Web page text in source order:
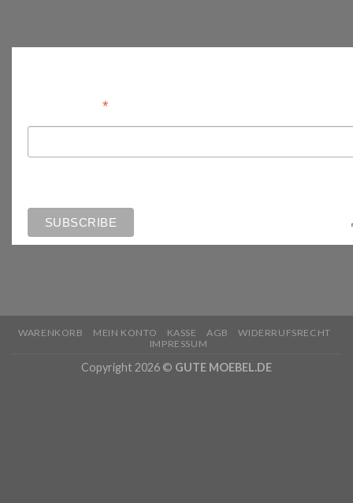
*
WARENKORB MEIN KONTO KASSE AGB
WIDERRUFSRECHT
IMPRESSUM
Copyright 2026 © GUTE MOEBEL.DE